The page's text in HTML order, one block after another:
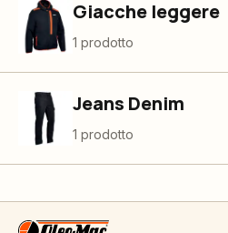
Giacche leggere
1 prodotto
Jeans Denim
1 prodotto